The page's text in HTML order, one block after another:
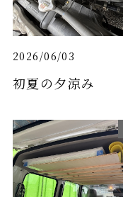
2026/06/03
初夏の夕涼み